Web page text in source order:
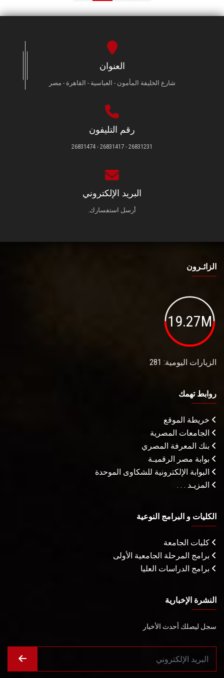
العنوان
شارع الخليفة المأمون - العباسية - القاهرة - مصر
رقم التليفون
26831231 - 26831417 - 26831474
البريد الإلكتروني
أرسل استفسارك.
الزائـرون
19.27M
الزيارات اليومية: 281
روابط تهمك
خريطة الموقع
الجامعات المصرية
بنك المعرفة المصري
بوابة مصر الرقميـة
البوابة الإلكترونية للشكاوى الموحدة
المزيـد . . .
الكليات و البرامج النوعية
كليات الجامعة
برامج المرحلة الجامعية الأولى
برامج الدراسات العليا
النشرة الإخبارية
سجل ليصلك أحدث الأخبار